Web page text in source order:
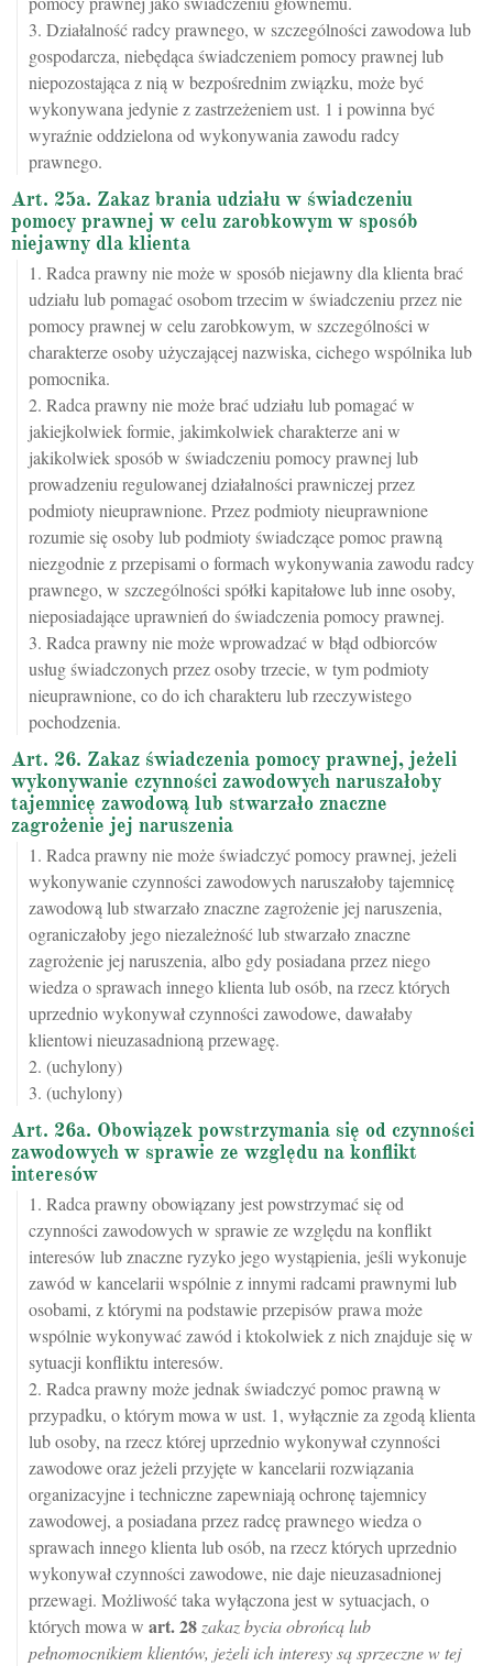
3. Działalność radcy prawnego, w szczególności zawodowa lub
gospodarcza, niebędąca świadczeniem pomocy prawnej lub
niepozostająca z nią w bezpośrednim związku, może być
wykonywana jedynie z zastrzeżeniem ust. 1 i powinna być
wyraźnie oddzielona od wykonywania zawodu radcy
prawnego.
Art. 25a. Zakaz brania udziału w świadczeniu
pomocy prawnej w celu zarobkowym w sposób
niejawny dla klienta
1. Radca prawny nie może w sposób niejawny dla klienta brać
udziału lub pomagać osobom trzecim w świadczeniu przez nie
pomocy prawnej w celu zarobkowym, w szczególności w
charakterze osoby użyczającej nazwiska, cichego wspólnika lub
pomocnika.
2. Radca prawny nie może brać udziału lub pomagać w
jakiejkolwiek formie, jakimkolwiek charakterze ani w
jakikolwiek sposób w świadczeniu pomocy prawnej lub
prowadzeniu regulowanej działalności prawniczej przez
podmioty nieuprawnione. Przez podmioty nieuprawnione
rozumie się osoby lub podmioty świadczące pomoc prawną
niezgodnie z przepisami o formach wykonywania zawodu radcy
prawnego, w szczególności spółki kapitałowe lub inne osoby,
nieposiadające uprawnień do świadczenia pomocy prawnej.
3. Radca prawny nie może wprowadzać w błąd odbiorców
usług świadczonych przez osoby trzecie, w tym podmioty
nieuprawnione, co do ich charakteru lub rzeczywistego
pochodzenia.
Art. 26. Zakaz świadczenia pomocy prawnej, jeżeli
wykonywanie czynności zawodowych naruszałoby
tajemnicę zawodową lub stwarzało znaczne
zagrożenie jej naruszenia
1. Radca prawny nie może świadczyć pomocy prawnej, jeżeli
wykonywanie czynności zawodowych naruszałoby tajemnicę
zawodową lub stwarzało znaczne zagrożenie jej naruszenia,
ograniczałoby jego niezależność lub stwarzało znaczne
zagrożenie jej naruszenia, albo gdy posiadana przez niego
wiedza o sprawach innego klienta lub osób, na rzecz których
uprzednio wykonywał czynności zawodowe, dawałaby
klientowi nieuzasadnioną przewagę.
2. (uchylony)
3. (uchylony)
Art. 26a. Obowiązek powstrzymania się od czynności
zawodowych w sprawie ze względu na konflikt
interesów
1. Radca prawny obowiązany jest powstrzymać się od
czynności zawodowych w sprawie ze względu na konflikt
interesów lub znaczne ryzyko jego wystąpienia, jeśli wykonuje
zawód w kancelarii wspólnie z innymi radcami prawnymi lub
osobami, z którymi na podstawie przepisów prawa może
wspólnie wykonywać zawód i ktokolwiek z nich znajduje się w
sytuacji konfliktu interesów.
2. Radca prawny może jednak świadczyć pomoc prawną w
przypadku, o którym mowa w ust. 1, wyłącznie za zgodą klienta
lub osoby, na rzecz której uprzednio wykonywał czynności
zawodowe oraz jeżeli przyjęte w kancelarii rozwiązania
organizacyjne i techniczne zapewniają ochronę tajemnicy
zawodowej, a posiadana przez radcę prawnego wiedza o
sprawach innego klienta lub osób, na rzecz których uprzednio
wykonywał czynności zawodowe, nie daje nieuzasadnionej
przewagi. Możliwość taka wyłączona jest w sytuacjach, o
których mowa w art.28 zakaz bycia obrońcą lub
pełnomocnikiem klientów, jeżeli ich interesy są sprzeczne w tej